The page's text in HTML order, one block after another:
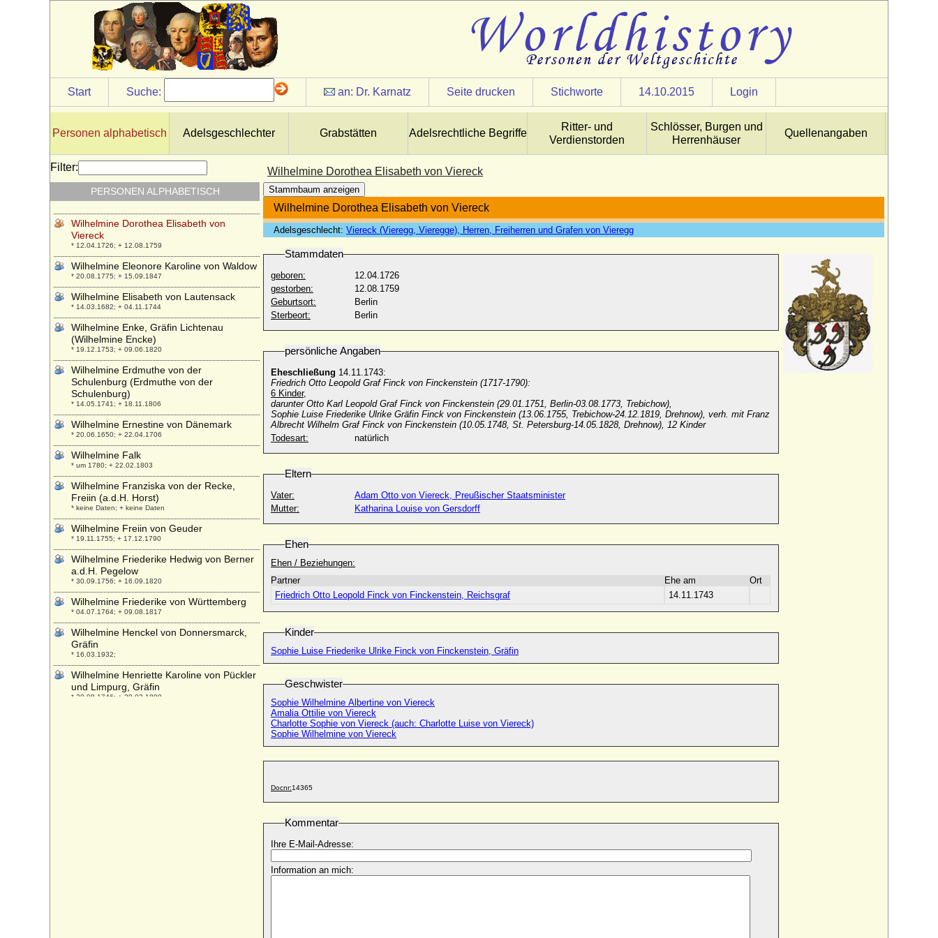
Start Suche: an: Dr. Karnatz Seite drucken Stichworte 14.10.2015 Login
Personen alphabetisch Adelsgeschlechter Grabstätten Adelsrechtliche Begriffe
Ritter- und
Verdienstorden
Schlösser, Burgen und
Herrenhäuser
Quellenangaben
Wilhelmine Dorothea Elisabeth von Viereck
Stammbaum anzeigen
Wilhelmine Dorothea Elisabeth von Viereck
Adelsgeschlecht: Viereck (Vieregg, Vieregge), Herren, Freiherren und Grafen von Vieregg
Stammdaten
geboren:
12.04.1726
gestorben:
12.08.1759
Geburtsort:
Berlin
Sterbeort:
Berlin
persönliche Angaben
Eheschließung 14.11.1743:
Friedrich Otto Leopold Graf Finck von Finckenstein (1717-1790):
6 Kinder,
darunter Otto Karl Leopold Graf Finck von Finckenstein (29.01.1751, Berlin-03.08.1773, Trebichow),
Sophie Luise Friederike Ulrike Gräfin Finck von Finckenstein (13.06.1755, Trebichow-24.12.1819, Drehnow), verh. mit Franz
Albrecht Wilhelm Graf Finck von Finckenstein (10.05.1748, St. Petersburg-14.05.1828, Drehnow), 12 Kinder
Todesart:
natürlich
Eltern
Vater:
Adam Otto von Viereck, Preußischer Staatsminister
Mutter:
Katharina Louise von Gersdorff
Ehen
Ehen / Beziehungen:
Partner
Ehe am
Ort
Friedrich Otto Leopold Finck von Finckenstein, Reichsgraf
14.11.1743
Kinder
Sophie Luise Friederike Ulrike Finck von Finckenstein, Gräfin
Geschwister
Sophie Wilhelmine Albertine von Viereck
Amalia Ottilie von Viereck
Charlotte Sophie von Viereck (auch: Charlotte Luise von Viereck)
Sophie Wilhelmine von Viereck
Docnr:14365
Kommentar
Ihre E-Mail-Adresse:
Information an mich:
Filter:
PERSONEN ALPHABETISCH
Bismarck
* 02.10.1776; + 27.07.1830
Wilhelmine Charlotte Nüssler
* 10.05.1683; + 30.05.1740
Wilhelmine Charlotte von Prittwitz und
Gaffron
* 14.10.1792; + 24.06.1878
Wilhelmine Christiane Sophie von Trotha
* 04.05.1778; + 26.01.1837
Sonnenwalde, Gräfin
* 02.10.1692; + 09.05.1772
Wilhelmine Christine von Both
* 1744; + 14.11.1801
Wilhelmine Dorothea Elisabeth von
Viereck
* 12.04.1726; + 12.08.1759
Wilhelmine Eleonore Karoline von Waldow
* 20.08.1775; + 15.09.1847
Wilhelmine Elisabeth von Lautensack
* 14.03.1682; + 04.11.1744
Wilhelmine Enke, Gräfin Lichtenau
(Wilhelmine Encke)
* 19.12.1753; + 09.06.1820
Wilhelmine Erdmuthe von der
Schulenburg (Erdmuthe von der
Schulenburg)
* 14.05.1741; + 18.11.1806
Wilhelmine Ernestine von Dänemark
* 20.06.1650; + 22.04.1706
Wilhelmine Falk
* um 1780; + 22.02.1803
Wilhelmine Franziska von der Recke,
Freiin (a.d.H. Horst)
* keine Daten; + keine Daten
Wilhelmine Freiin von Geuder
* 19.11.1755; + 17.12.1790
Wilhelmine Friederike Hedwig von Berner
a.d.H. Pegelow
* 30.09.1756; + 16.09.1820
Wilhelmine Friederike von Württemberg
* 04.07.1764; + 09.08.1817
Wilhelmine Henckel von Donnersmarck,
Gräfin
* 16.03.1932;
Wilhelmine Henriette Karoline von Pückler
und Limpurg, Gräfin
* 30.08.1746; + 20.03.1800